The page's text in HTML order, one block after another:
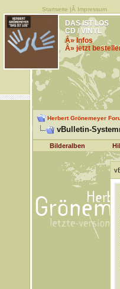
Startseite |Â Impressum
DAS IST LOS
CD / VINYL
Â» Infos
Â» jetzt
Herbert Grönemeyer
vBulletin-
Bilderalben